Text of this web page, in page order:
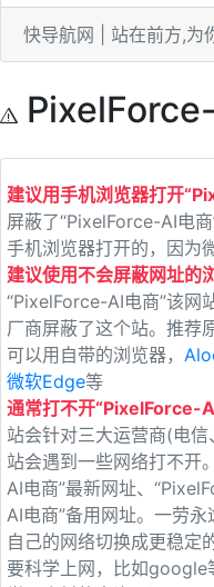
快导航网 | 站在前方,为
建议用手机浏览器打开
屏蔽了“PixelForce-AI电
手机浏览器打开的，因为
建议使用不会屏蔽网址的
“PixelForce-AI电商”该网
厂商屏蔽了这个站。推荐
可以用自带的浏览器，
微软Edge等
通常打不开“PixelForce-
站会针对三大运营商(电
站会遇到一些网络打不开
AI电商”最新网址、
AI电商”备用网址。一劳
自己的网络切换成更稳定
要科学上网，比如google